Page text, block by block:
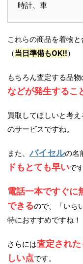
時計、車
これらの商品を着物
（当日準備もOK!!）
もちろん査定する品
などが発生するこ
買取してほしいと考
のサービスですね。
また、バイセルの名
ドもとても早いです
電話一本ですぐに
できるので、「いち
特におすすめですね！
さらには査定され
しい点です。